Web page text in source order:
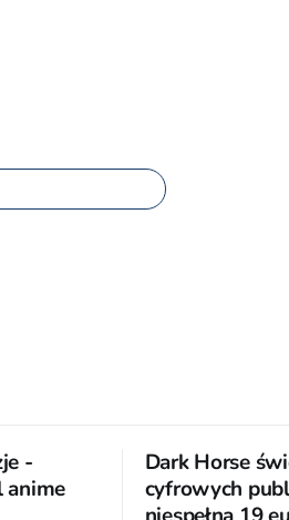
-
anime
Dark Horse
cyfrowych